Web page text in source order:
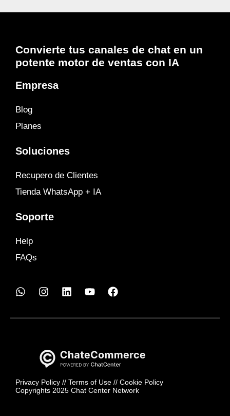
Convierte tus canales de chat en un
potente motor de ventas con IA
Empresa
Blog
Planes
Soluciones
Recupero de Clientes
Tienda WhatsApp + IA
Soporte
Help
FAQs
Privacy Policy // Terms of Use // Cookie Policy
Copyrights 2025 Chat Center Network